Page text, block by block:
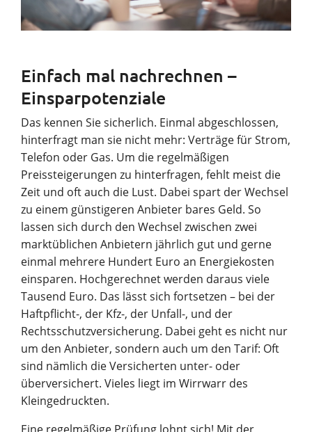
Einfach mal nachrechnen –
Einsparpotenziale
Das kennen Sie sicherlich. Einmal abgeschlossen,
hinterfragt man sie nicht mehr: Verträge für Strom,
Telefon oder Gas. Um die regelmäßigen
Preissteigerungen zu hinterfragen, fehlt meist die
Zeit und oft auch die Lust. Dabei spart der Wechsel
zu einem günstigeren Anbieter bares Geld. So
lassen sich durch den Wechsel zwischen zwei
marktüblichen Anbietern jährlich gut und gerne
einmal mehrere Hundert Euro an Energiekosten
einsparen. Hochgerechnet werden daraus viele
Tausend Euro. Das lässt sich fortsetzen – bei der
Haftpflicht-, der Kfz-, der Unfall-, und der
Rechtsschutzversicherung. Dabei geht es nicht nur
um den Anbieter, sondern auch um den Tarif: Oft
sind nämlich die Versicherten unter- oder
überversichert. Vieles liegt im Wirrwarr des
Kleingedruckten.